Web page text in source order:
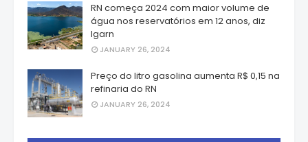
RN começa 2024 com maior volume de
água nos reservatórios em 12 anos, diz
Igarn
JANUARY 26, 2024
Preço do litro gasolina aumenta R$ 0,15 na
refinaria do RN
JANUARY 26, 2024